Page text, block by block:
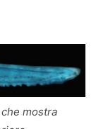
mostra